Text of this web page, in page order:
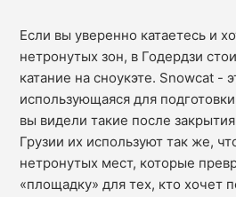
Если вы уверенно катаетесь и
нетронутых зон, в Годердзи
катание на сноукэте. Snowcat -
использующаяся для
вы видели такие после
Грузии их используют так же,
нетронутых мест, которые
«площадку» для тех, кто хочет